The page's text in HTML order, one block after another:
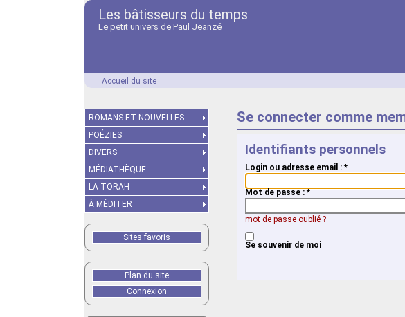
Les bâtisseurs du temps
Le petit univers de Paul Jeanzé
Accueil du site
Se connecter comme
Identifiants personnels
Login ou adresse email : *
Mot de passe :*
mot de passe oublié ?
Se souvenir de moi
ROMANS ET NOUVELLES
POÉZIES
DIVERS
MÉDIATHÈQUE
LA TORAH
À MÉDITER
Sites favoris
Plan du site
Connexion